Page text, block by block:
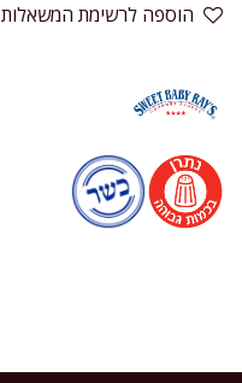
הוספה לרשימת המשאלות